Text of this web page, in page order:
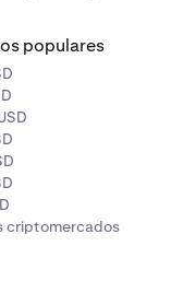
populares
criptomercados